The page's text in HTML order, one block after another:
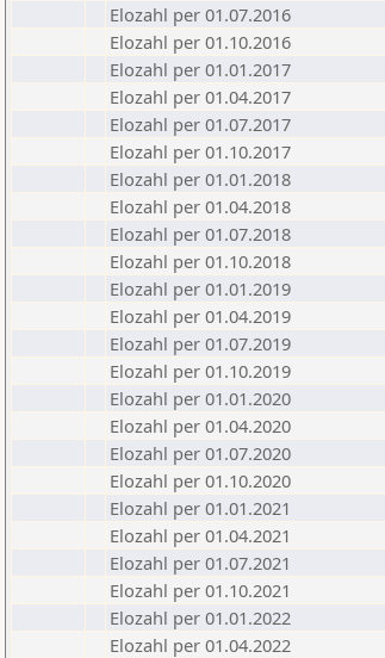
Elozahl per 01.07.2016
Elozahl per 01.10.2016
Elozahl per 01.01.2017
Elozahl per 01.04.2017
Elozahl per 01.07.2017
Elozahl per 01.10.2017
Elozahl per 01.01.2018
Elozahl per 01.04.2018
Elozahl per 01.07.2018
Elozahl per 01.10.2018
Elozahl per 01.01.2019
Elozahl per 01.04.2019
Elozahl per 01.07.2019
Elozahl per 01.10.2019
Elozahl per 01.01.2020
Elozahl per 01.04.2020
Elozahl per 01.07.2020
Elozahl per 01.10.2020
Elozahl per 01.01.2021
Elozahl per 01.04.2021
Elozahl per 01.07.2021
Elozahl per 01.10.2021
Elozahl per 01.01.2022
Elozahl per 01.04.2022